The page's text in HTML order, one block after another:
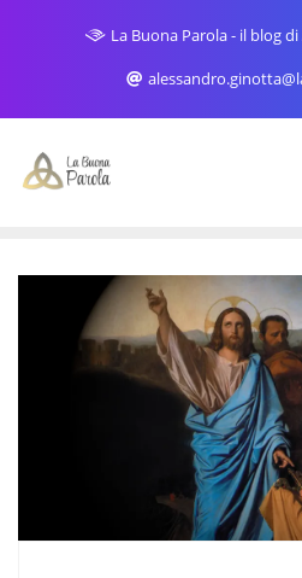
La Buona Parola - il blog